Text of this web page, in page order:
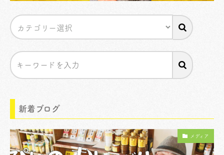
新着ブログ
メディア